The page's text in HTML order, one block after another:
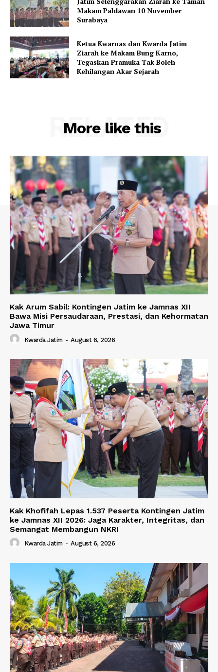
Makam Pahlawan 10 November
Surabaya
Ketua Kwarnas dan Kwarda Jatim
Ziarah ke Makam Bung Karno,
Tegaskan Pramuka Tak Boleh
Kehilangan Akar Sejarah
More like this
RELATED
Kak Arum Sabil: Kontingen Jatim ke Jamnas XII
Bawa Misi Persaudaraan, Prestasi, dan Kehormatan
Jawa Timur
Kwarda Jatim - August 6, 2026
Kak Khofifah Lepas 1.537 Peserta Kontingen Jatim
ke Jamnas XII 2026: Jaga Karakter, Integritas, dan
Semangat Membangun NKRI
Kwarda Jatim - August 6, 2026